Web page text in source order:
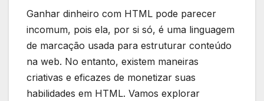
Ganhar dinheiro com HTML pode parecer
incomum, pois ela, por si só, é uma linguagem
de marcação usada para estruturar conteúdo
na web. No entanto, existem maneiras
criativas e eficazes de monetizar suas
habilidades em HTML. Vamos explorar